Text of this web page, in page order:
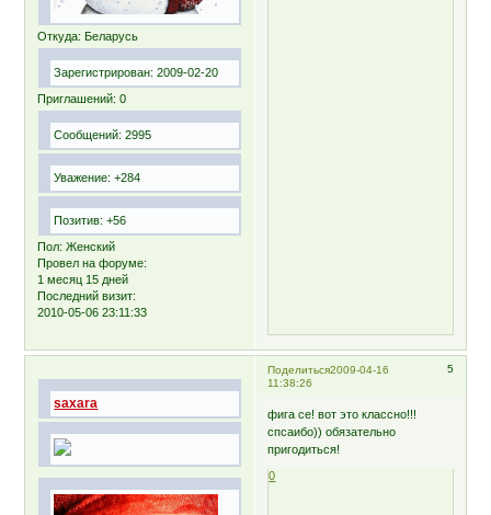
Откуда: Беларусь
Зарегистрирован: 2009-02-20
Приглашений: 0
Сообщений: 2995
Уважение: +284
Позитив: +56
Пол: Женский
Провел на форуме:
1 месяц 15 дней
Последний визит:
2010-05-06 23:11:33
Поделиться 5
2009-04-16
11:38:26
saxara
фига се! вот это классно!!!
спсаибо)) обязательно
пригодиться!
0